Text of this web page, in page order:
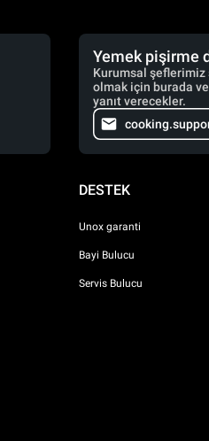
Yemek pişirme
Kurumsal şeflerimiz
olmak için burada
yanıt verecekler.
DESTEK
Unox garanti
Bayi Bulucu
Servis Bulucu